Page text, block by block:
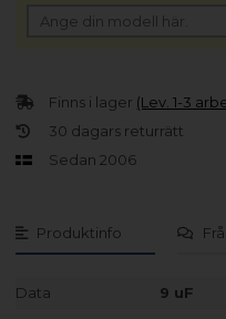
Produktinfo
Data 9 uF
Finns i lager (Lev. 1-3
30 dagars returrätt
Sedan 2006